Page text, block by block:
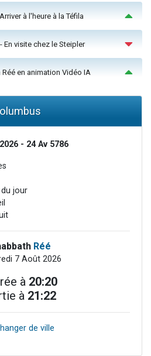
à l'heure à la Téfila
En visite chez le Steipler
en animation Vidéo IA
- 24 Av 5786
jour
Réé
7 Août 2026
à 20:20
à 21:22
de ville